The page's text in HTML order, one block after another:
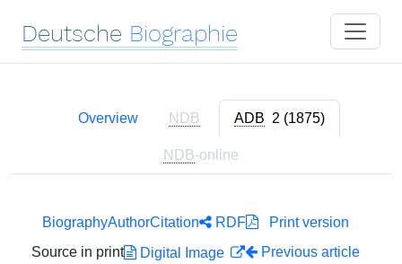
Deutsche Biographie
Overview NDB ADB 2 (1875)
NDB-online
BiographyAuthorCitation RDF
Print version
Source in print
Digital Image
Previous article